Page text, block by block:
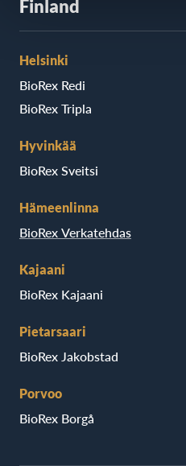
Finland
Helsinki
BioRex Redi
BioRex Tripla
Hyvinkää
BioRex Sveitsi
Hämeenlinna
BioRex Verkatehdas
Kajaani
BioRex Kajaani
Pietarsaari
BioRex Jakobstad
Porvoo
BioRex Borgå